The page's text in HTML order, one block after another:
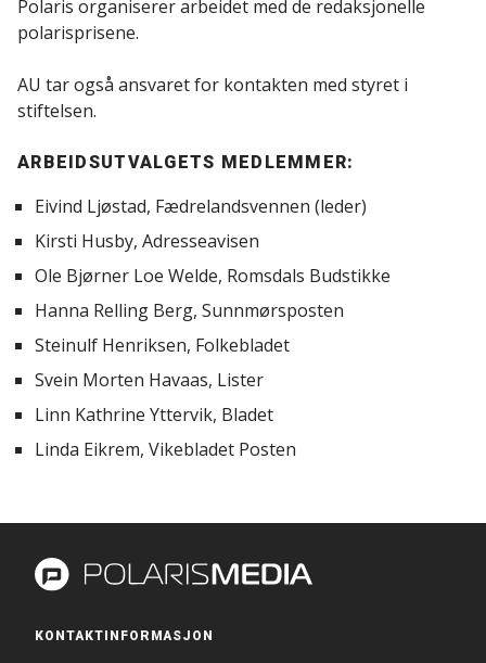
Polaris organiserer arbeidet med de redaksjonelle
polarisprisene.
AU tar også ansvaret for kontakten med styret i
stiftelsen.
ARBEIDSUTVALGETS MEDLEMMER:
Eivind Ljøstad, Fædrelandsvennen (leder)
Kirsti Husby, Adresseavisen
Ole Bjørner Loe Welde, Romsdals Budstikke
Hanna Relling Berg, Sunnmørsposten
Steinulf Henriksen, Folkebladet
Svein Morten Havaas, Lister
Linn Kathrine Yttervik, Bladet
Linda Eikrem, Vikebladet Posten
KONTAKTINFORMASJON